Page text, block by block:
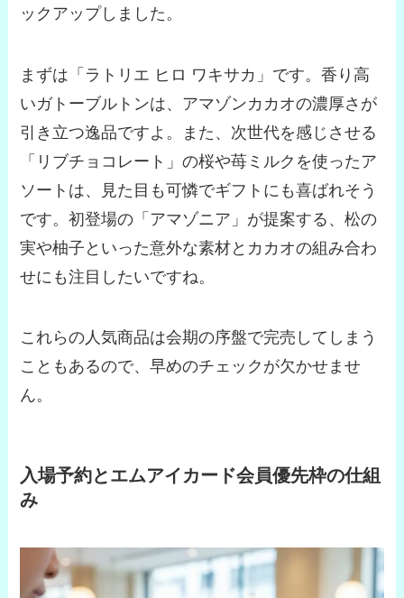
ックアップしました。
まずは「ラトリエ ヒロ ワキサカ」です。香り高
いガトーブルトンは、アマゾンカカオの濃厚さが
引き立つ逸品ですよ。また、次世代を感じさせる
「リブチョコレート」の桜や苺ミルクを使ったア
ソートは、見た目も可憐でギフトにも喜ばれそう
です。初登場の「アマゾニア」が提案する、松の
実や柚子といった意外な素材とカカオの組み合わ
せにも注目したいですね。
これらの人気商品は会期の序盤で完売してしまう
こともあるので、早めのチェックが欠かせませ
ん。
入場予約とエムアイカード会員優先枠の仕組
み